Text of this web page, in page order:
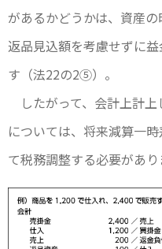
があるかどうかは、資産の
返品見込額を考慮せずに
す（法22の2⑤）。
したがって、会計上計上
については、将来減算一
て税務調整する必要があり